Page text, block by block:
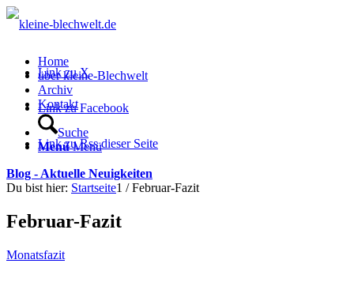
Link zu X
Link zu Facebook
Link zu Rss dieser Seite
Home
über kleine-Blechwelt
Archiv
Kontakt
Suche
Menü Menü
Blog - Aktuelle Neuigkeiten
Du bist hier: Startseite1 / Februar-Fazit
Februar-Fazit
Monatsfazit